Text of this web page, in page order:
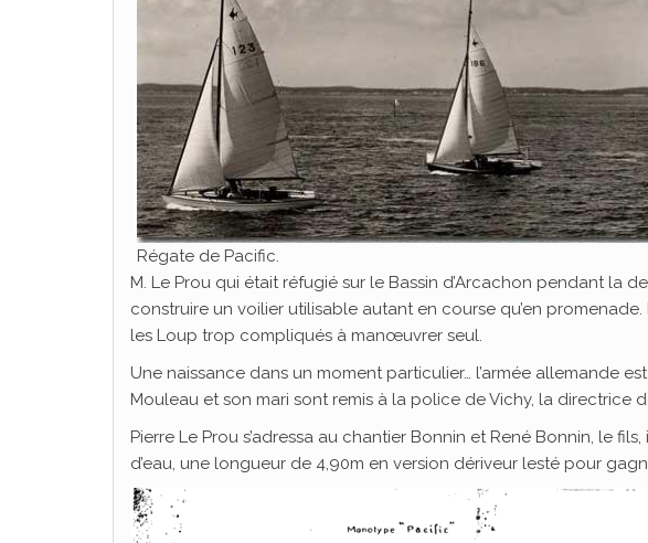
Régate de Pacific.
M. Le Prou qui était réfugié sur le Bassin d’Arcachon pendant la
construire un voilier utilisable autant en course qu’en
les Loup trop compliqués à manœuvrer seul.
Une naissance dans un moment particulier… l’armée allemande
Mouleau et son mari sont remis à la police de Vichy, la directrice
Pierre Le Prou s’adressa au chantier Bonnin et René Bonnin, le
d’eau, une longueur de 4,90m en version dériveur lesté pour